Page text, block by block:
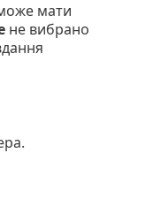
мати
не вибрано